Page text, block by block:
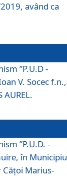
având ca
”P.U.D -
V. Socec f.n.,
”P.U.D. -
în
Cățoi Marius-